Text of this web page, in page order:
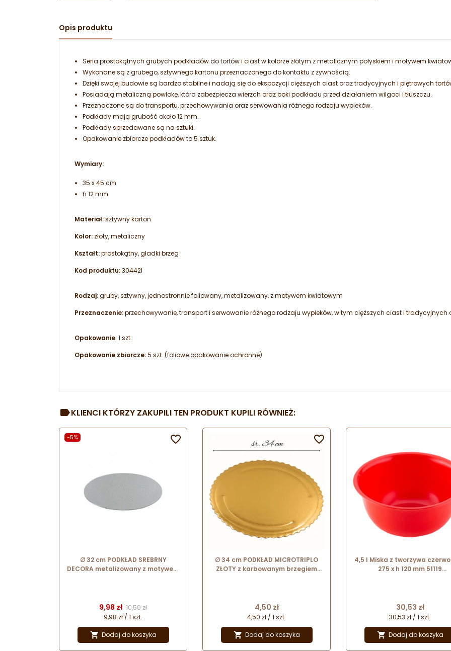
Opis produktu
Seria prostokątnych grubych podkładów do tortów i ciast w kolorze złotym z metalicznym połyskiem i motywem
Wykonane są z grubego, sztywnego kartonu przeznaczonego do kontaktu z żywnością.
Dzięki swojej budowie są bardzo stabilne i nadają się do ekspozycji cięższych ciast oraz tradycyjnych i piętrowych
Posiadają metaliczną powłokę, która zabezpiecza wierzch oraz boki podkładu przed działaniem wilgoci i tłuszczu.
Przeznaczone są do transportu, przechowywania oraz serwowania różnego rodzaju wypieków.
Podkłady mają grubość około 12 mm.
Podkłady sprzedawane są na sztuki.
Opakowanie zbiorcze podkładów to 5 sztuk.
Wymiary:
35 x 45 cm
h 12 mm
Materiał:sztywny karton
Kolor: złoty, metaliczny
Kształt:prostokątny, gładki brzeg
Kod produktu:30442I
Rodzaj:gruby, sztywny, jednostronnie foliowany, metalizowany, z motywem kwiatowym
Przeznaczenie:przechowywanie, transport i serwowanie różnego rodzaju wypieków, w tym cięższych ciast i tradycyjnych
Opakowanie: 1 szt.
Opakowanie zbiorcze:5 szt. (foliowe opakowanie ochronne)
KLIENCI KTÓRZY ZAKUPILI TEN PRODUKT KUPILI RÓWNIEŻ:
-5%
∅ 32 cm PODKŁAD SREBRNY
DECORA metalizowany z motywem
Cena
9,98 zł Cena podstawowa
10,50 zł
9,98 zł / 1 szt.
 Dodaj do koszyka

∅ 34 cm PODKŁAD MICROTRIPLO
ZŁOTY z karbowanym brzegiem
Cena
4,50 zł
4,50 zł / 1 szt.
 Dodaj do koszyka

4,5 l Miska z tworzywa
275 x h 120 mm 51119
Cena
30,53 zł
30,53 zł / 1 szt.
 Dodaj do koszyka